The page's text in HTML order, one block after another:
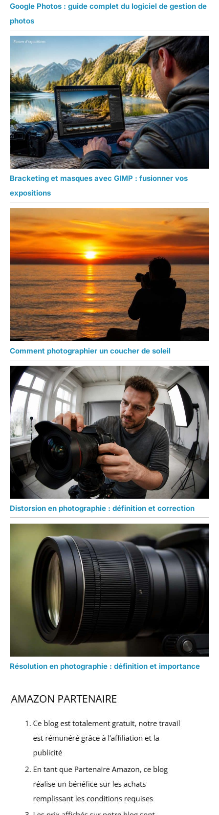
Google Photos : guide complet du logiciel de gestion de
photos
Bracketing et masques avec GIMP : fusionner vos
expositions
Comment photographier un coucher de soleil
Distorsion en photographie : définition et correction
Résolution en photographie : définition et importance